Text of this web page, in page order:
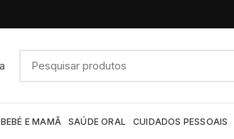
BEBÉ E MAMÃ SAÚDE ORAL CUIDADOS PESSOAIS